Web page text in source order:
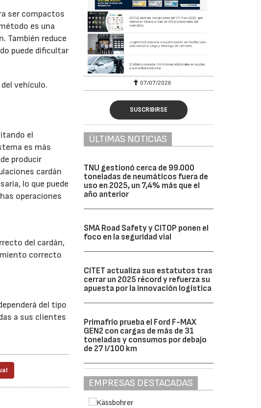
ser compactos
es una
También reduce
puede dificultar
vehículo.
el
es más
producir
cardán
lo que puede
operaciones
del cardán,
correcto
del tipo
a sus clientes
21/07/2026 07/07/2026
SUSCRIBIRSE
ÚLTIMAS NOTICIAS
TNU gestionó cerca de 99.000
toneladas de neumáticos fuera de
uso en 2025, un 7,4% más que el
año anterior
SMA Road Safety y CITOP ponen el
foco en la seguridad vial
CITET actualiza sus estatutos tras
cerrar un 2025 récord y refuerza su
apuesta por la innovación logística
Primafrío prueba el Ford F-MAX
GEN2 con cargas de más de 31
toneladas y consumos por debajo
de 27 l/100 km
EMPRESAS DESTACADAS